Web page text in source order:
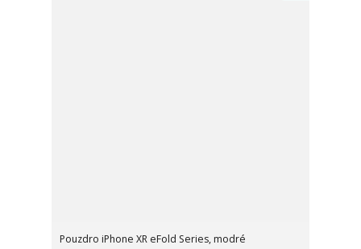
Pouzdro iPhone XR eFold Series, modré